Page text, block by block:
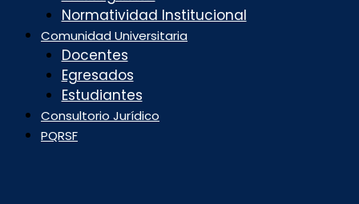
Normatividad Institucional
Comunidad Universitaria
Docentes
Egresados
Estudiantes
Consultorio Jurídico
PQRSF